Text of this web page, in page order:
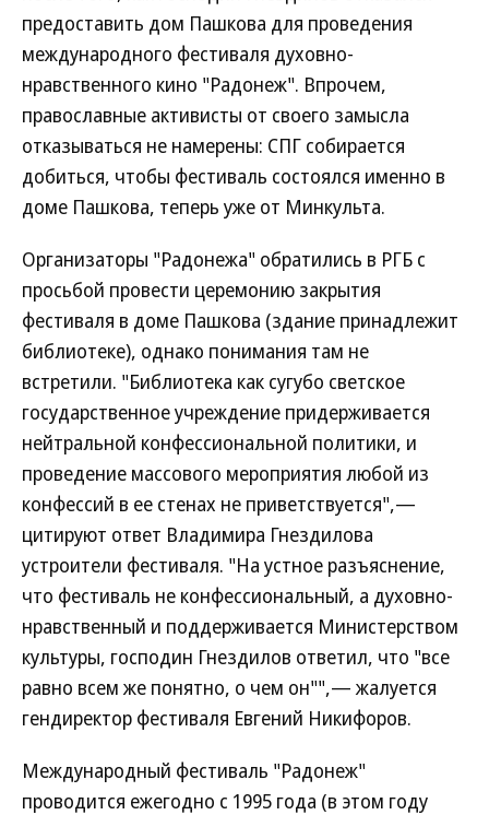
предоставить дом Пашкова для проведения
международного фестиваля духовно-
нравственного кино "Радонеж". Впрочем,
православные активисты от своего замысла
отказываться не намерены: СПГ собирается
добиться, чтобы фестиваль состоялся именно в
доме Пашкова, теперь уже от Минкульта.
Организаторы "Радонежа" обратились в РГБ с
просьбой провести церемонию закрытия
фестиваля в доме Пашкова (здание принадлежит
библиотеке), однако понимания там не
встретили. "Библиотека как сугубо светское
государственное учреждение придерживается
нейтральной конфессиональной политики, и
проведение массового мероприятия любой из
конфессий в ее стенах не приветствуется",—
цитируют ответ Владимира Гнездилова
устроители фестиваля. "На устное разъяснение,
что фестиваль не конфессиональный, а духовно-
нравственный и поддерживается Министерством
культуры, господин Гнездилов ответил, что "все
равно всем же понятно, о чем он"",— жалуется
гендиректор фестиваля Евгений Никифоров.
Международный фестиваль "Радонеж"
проводится ежегодно с 1995 года (в этом году